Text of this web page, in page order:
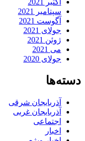
اکتبر 2021
سپتامبر 2021
آگوست 2021
جولای 2021
ژوئن 2021
می 2021
جولای 2020
دسته‌ها
آذربایجان شرقی
آذربایجان غربی
اجتماعی
اخبار